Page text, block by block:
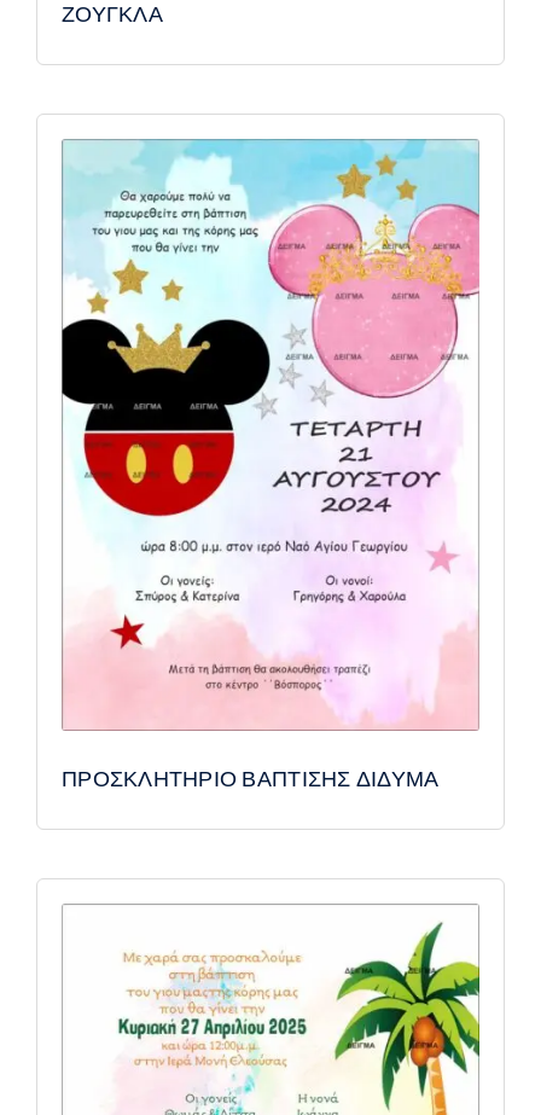
ΖΟΥΓΚΛΑ
ΠΡΟΣΚΛΗΤΗΡΙΟ ΒΑΠΤΙΣΗΣ ΔΙΔΥΜΑ